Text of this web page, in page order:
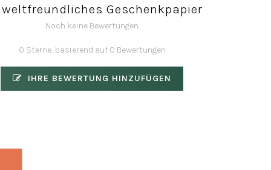
Geschenkpapier
Noch keine Bewertungen
0 Sterne, basierend auf 0 Bewertungen
IHRE BEWERTUNG HINZUFÜGEN